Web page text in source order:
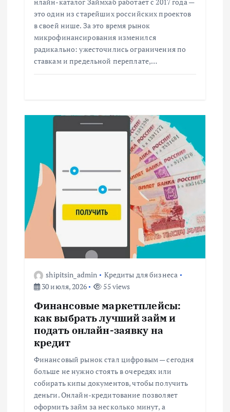
это один из старейших российских проектов
в своей нише. За это время рынок
микрофинансирования изменился
радикально: ужесточились ограничения по
ставкам и предельной переплате,…
shipitsin_admin
Кредиты для бизнеса
30 июля, 2026
55 views
Финансовые маркетплейсы:
как выбрать лучший займ и
подать онлайн-заявку на
кредит
Финансовый рынок стал цифровым — сегодня
больше не нужно стоять в очередях или
собирать кипы документов, чтобы получить
деньги. Онлайн-кредитование позволяет
оформить займ за несколько минут, а